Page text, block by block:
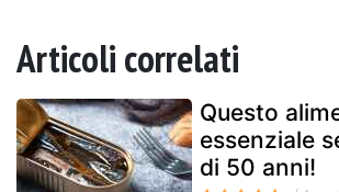
Articoli correlati
Questo
essenziale
di 50 anni!